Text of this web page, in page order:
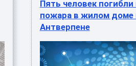
Пять человек
пожара в жилом доме
Антверпене